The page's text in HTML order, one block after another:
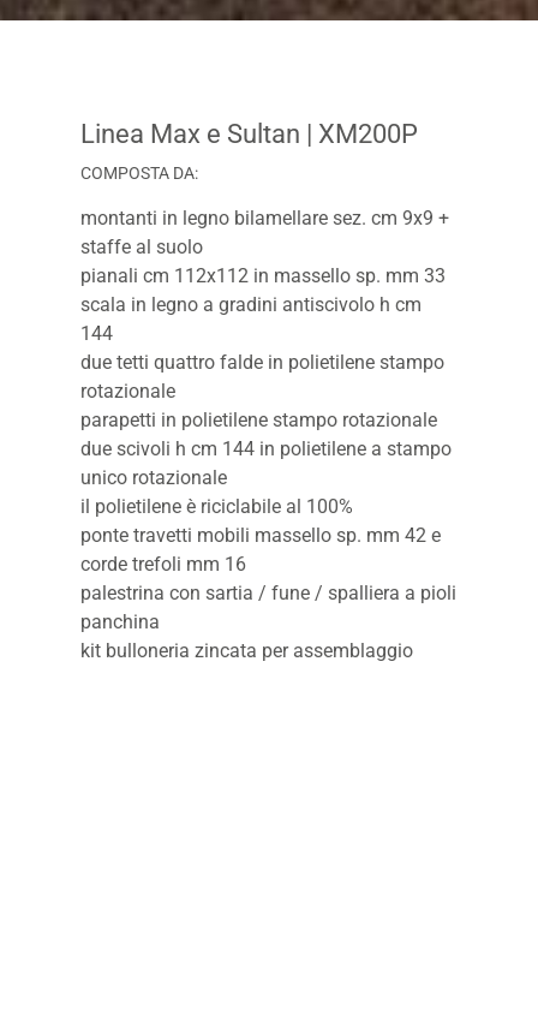
Linea Max e Sultan | XM200P
COMPOSTA DA:
montanti in legno bilamellare sez. cm 9x9 +
staffe al suolo
pianali cm 112x112 in massello sp. mm 33
scala in legno a gradini antiscivolo h cm
144
due tetti quattro falde in polietilene stampo
rotazionale
parapetti in polietilene stampo rotazionale
due scivoli h cm 144 in polietilene a stampo
unico rotazionale
il polietilene è riciclabile al 100%
ponte travetti mobili massello sp. mm 42 e
corde trefoli mm 16
palestrina con sartia / fune / spalliera a pioli
panchina
kit bulloneria zincata per assemblaggio